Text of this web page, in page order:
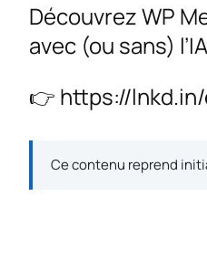
Découvrez WP
avec (ou sans)
👉 https://
Ce contenu reprend